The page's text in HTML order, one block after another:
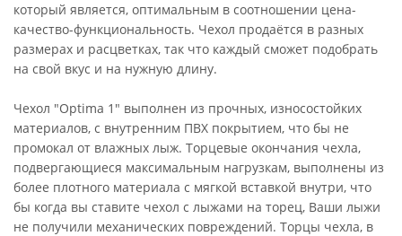
который является, оптимальным в соотношении цена-
качество-функциональность. Чехол продаётся в разных
размерах и расцветках, так что каждый сможет подобрать
на свой вкус и на нужную длину.
Чехол "Optima 1" выполнен из прочных, износостойких
материалов, с внутренним ПВХ покрытием, что бы не
промокал от влажных лыж. Торцевые окончания чехла,
подвергающиеся максимальным нагрузкам, выполнены из
более плотного материала с мягкой вставкой внутри, что
бы когда вы ставите чехол с лыжами на торец, Ваши лыжи
не получили механических повреждений. Торцы чехла, в